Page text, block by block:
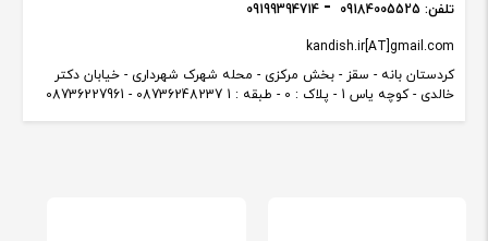
کردستان بانه - سقز - بخش مرکزی - محله شهرک شهرداری - خیابان دکتر
خالدی - کوچه یاس 1 - پلاک : 0 - طبقه : 1 08736248237 - 08736227961
kandish.ir[AT]gmail.com
تلفن: 09184005525
09199394714